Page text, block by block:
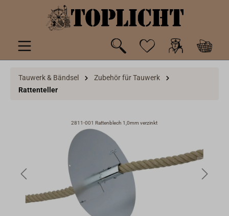
springen
Tauwerk & Bändsel
Zubehör für Tauwerk
Rattenteller
2811-001 Rattenblech 1,0mm verzinkt